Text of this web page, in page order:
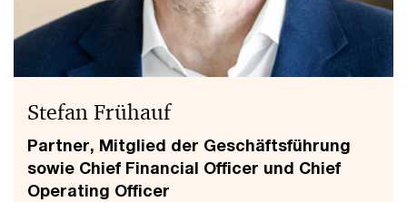
Stefan Frühauf
Partner, Mitglied der Geschäftsführung
sowie Chief Financial Officer und Chief
Operating Officer